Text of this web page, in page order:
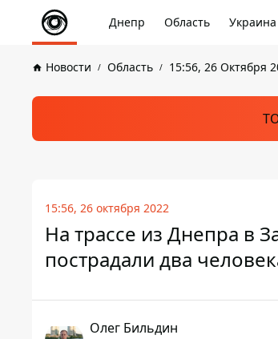
Днепр Область Украина
Новости Область 15:56, 26 Октября
15:56, 26 октября 2022
На трассе из Днепра в
пострадали два
Олег Бильдин